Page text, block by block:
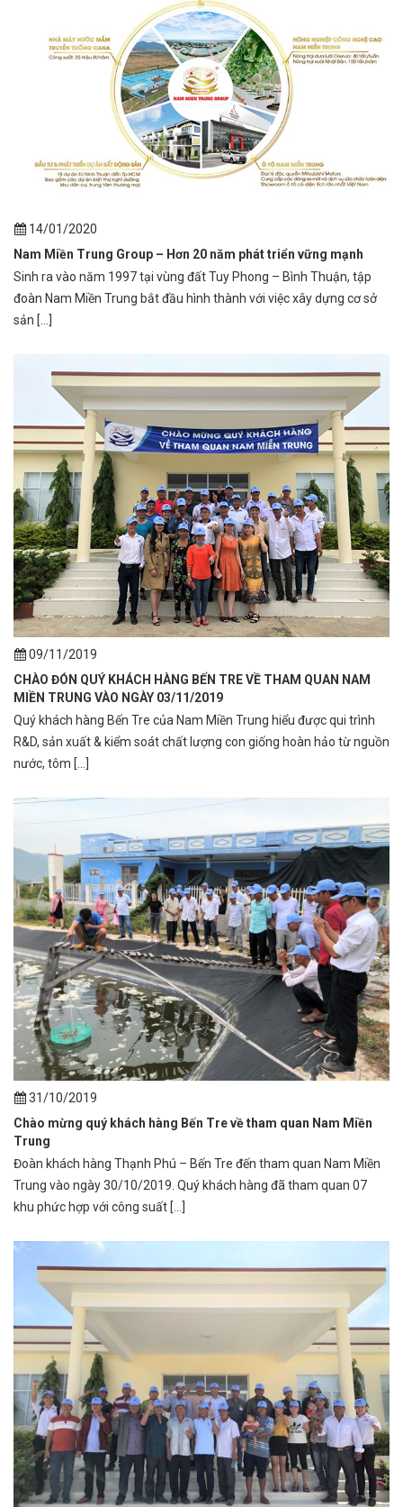
14/01/2020
Nam Miền Trung Group – Hơn 20 năm phát triển vững mạnh
Sinh ra vào năm 1997 tại vùng đất Tuy Phong – Bình Thuận, tập
đoàn Nam Miền Trung bắt đầu hình thành với việc xây dựng cơ sở
sản [...]
09/11/2019
CHÀO ĐÓN QUÝ KHÁCH HÀNG BẾN TRE VỀ THAM QUAN NAM
MIỀN TRUNG VÀO NGÀY 03/11/2019
Quý khách hàng Bến Tre của Nam Miền Trung hiểu được qui trình
R&D, sản xuất & kiểm soát chất lượng con giống hoàn hảo từ nguồn
nước, tôm [...]
31/10/2019
Chào mừng quý khách hàng Bến Tre về tham quan Nam Miền
Trung
Đoàn khách hàng Thạnh Phú – Bến Tre đến tham quan Nam Miền
Trung vào ngày 30/10/2019. Quý khách hàng đã tham quan 07
khu phức hợp với công suất [...]